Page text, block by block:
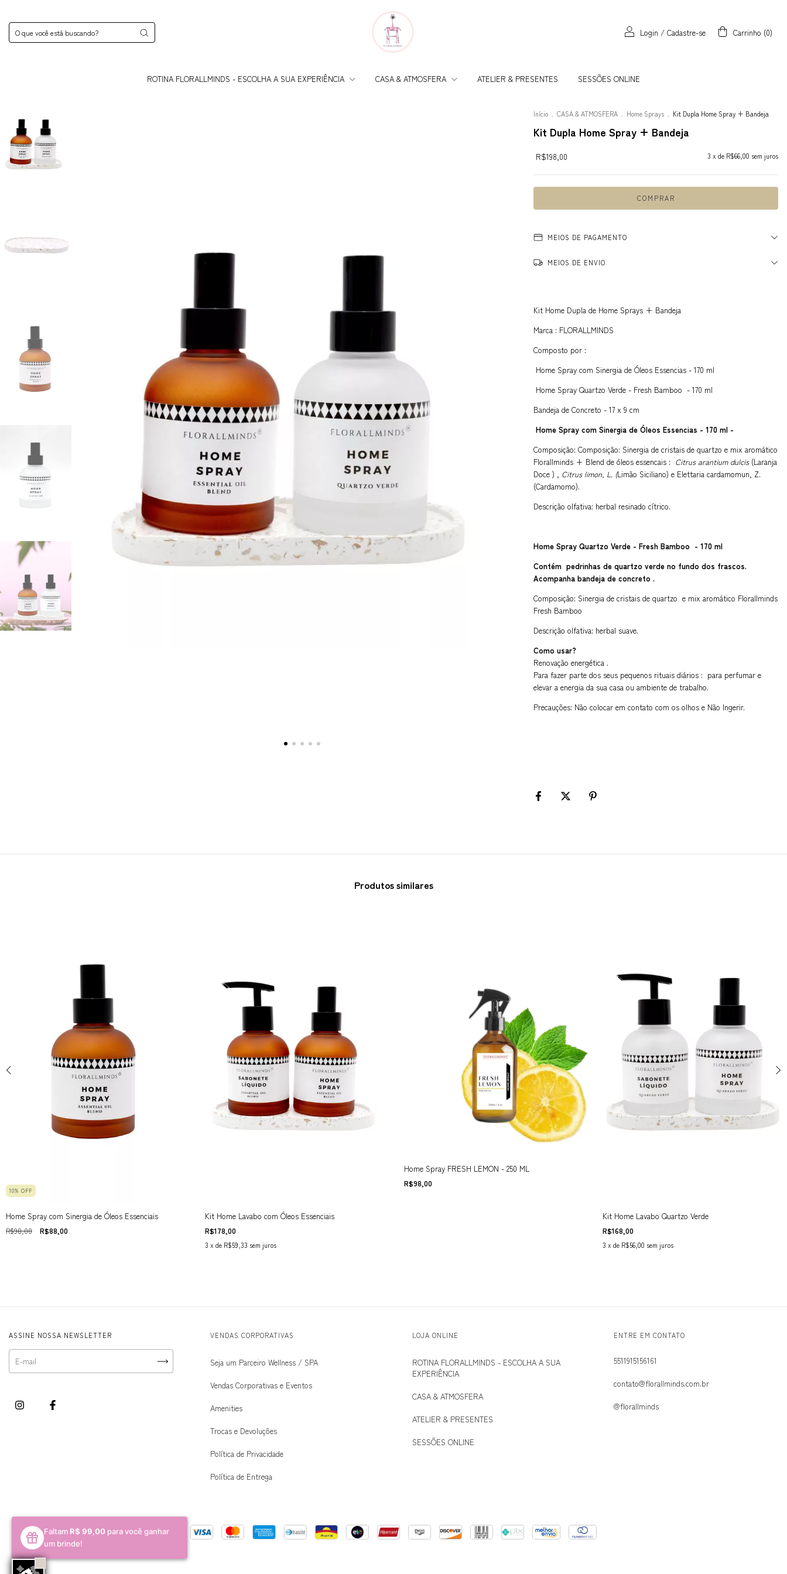
Faltam R$ 99,00 para você ganhar
um brinde!
Login / Cadastre-se Carrinho (0)
ROTINA FLORALLMINDS - ESCOLHA A SUA EXPERIÊNCIA CASA & ATMOSFERA ATELIER & PRESENTES SESSÕES ONLINE
Início CASA & ATMOSFERA Home Sprays Kit Dupla Home Spray + Bandeja
Kit Dupla Home Spray + Bandeja
R$198,00 3 x de R$66,00 sem juros
MEIOS DE PAGAMENTO
MEIOS DE ENVIO
Kit Home Dupla de Home Sprays + Bandeja
Marca : FLORALLMINDS
Composto por :
Home Spray com Sinergia de Óleos Essencias - 170 ml
Home Spray Quartzo Verde - Fresh Bamboo - 170 ml
Bandeja de Concreto - 17 x 9 cm
Home Spray com Sinergia de Óleos Essencias - 170 ml -
Composição: Composição: Sinergia de cristais de quartzo e mix aromático
Florallminds + Blend de óleos essencais : Citrus arantium dulcis (Laranja
Doce ) , Citrus limon, L. (Limão Siciliano) e Elettaria cardamomun, Z.
(Cardamomo).
Descrição olfativa: herbal resinado cítrico.
Home Spray Quartzo Verde - Fresh Bamboo - 170 ml
Contém pedrinhas de quartzo verde no fundo dos frascos.
Acompanha bandeja de concreto .
Composição: Sinergia de cristais de quartzo e mix aromático Florallminds
Fresh Bamboo
Descrição olfativa: herbal suave.
Como usar?
Renovação energética .
Para fazer parte dos seus pequenos rituais diários : para perfumar e
elevar a energia da sua casa ou ambiente de trabalho.
Precauções: Não colocar em contato com os olhos e Não Ingerir.
Produtos similares
10% OFF
Home Spray com Sinergia de Óleos Essenciais
R$98,00 R$88,00
Kit Home Lavabo com Óleos Essenciais
R$178,00
3 x de R$59,33 sem juros
Home Spray FRESH LEMON - 250 ML
R$98,00
Kit Home Lavabo Quartzo Verde
R$168,00
3 x de R$56,00 sem juros
ASSINE NOSSA NEWSLETTER VENDAS CORPORATIVAS
Seja um Parceiro Wellness / SPA
Vendas Corporativas e Eventos
Amenities
Trocas e Devoluções
Política de Privacidade
Política de Entrega
LOJA ONLINE
ROTINA FLORALLMINDS - ESCOLHA A SUA
EXPERIÊNCIA
CASA & ATMOSFERA
ATELIER & PRESENTES
SESSÕES ONLINE
ENTRE EM CONTATO
5511915156161
contato@florallminds.com.br
@florallminds